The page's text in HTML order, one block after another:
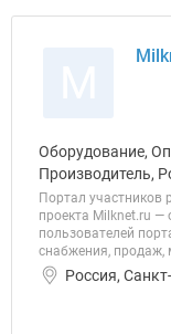
Оборудование,
Производитель,
Портал участников
проекта Milknet.ru
пользователей
снабжения, продаж,
Россия,